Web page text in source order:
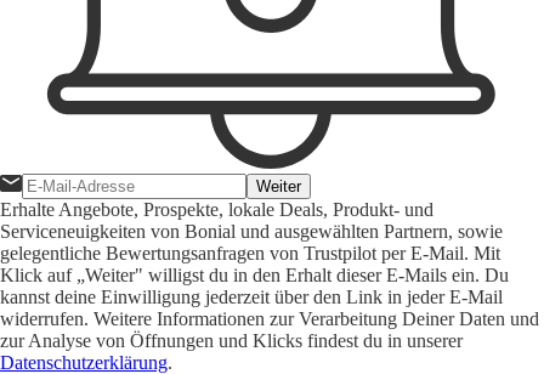
Weiter
Erhalte Angebote, Prospekte, lokale Deals, Produkt- und
Serviceneuigkeiten von Bonial und ausgewählten Partnern, sowie
gelegentliche Bewertungsanfragen von Trustpilot per E-Mail. Mit
Klick auf „Weiter" willigst du in den Erhalt dieser E-Mails ein. Du
kannst deine Einwilligung jederzeit über den Link in jeder E-Mail
widerrufen. Weitere Informationen zur Verarbeitung Deiner Daten und
zur Analyse von Öffnungen und Klicks findest du in unserer
Datenschutzerklärung.